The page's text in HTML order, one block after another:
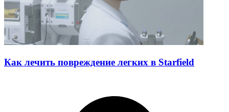
Как лечить повреждение легких в Starfield